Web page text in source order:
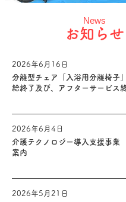
お知らせ
News
2026年6月16日
分離型チェア「入浴用分離椅子
給終了及び、アフターサービス
2026年6月4日
介護テクノロジー導入支援事業
案内
2026年5月21日